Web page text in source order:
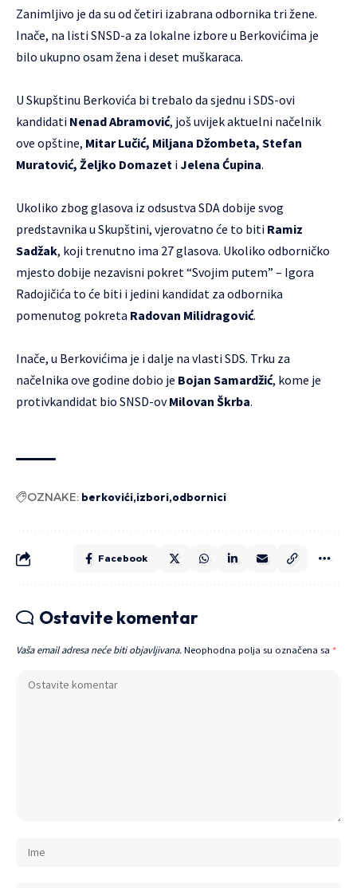
Zanimljivo je da su od četiri izabrana odbornika tri žene.
Inače, na listi SNSD-a za lokalne izbore u Berkovićima je
bilo ukupno osam žena i deset muškaraca.
U Skupštinu Berkovića bi trebalo da sjednu i SDS-ovi
kandidati Nenad Abramović, još uvijek aktuelni načelnik
ove opštine, Mitar Lučić, Miljana Džombeta, Stefan
Muratović, Željko Domazet iJelena Ćupina.
Ukoliko zbog glasova iz odsustva SDA dobije svog
predstavnika u Skupštini, vjerovatno će to biti Ramiz
Sadžak, koji trenutno ima 27 glasova. Ukoliko odborničko
mjesto dobije nezavisni pokret “Svojim putem” – Igora
Radojičića to će biti i jedini kandidat za odbornika
pomenutog pokreta Radovan Milidragović.
Inače, u Berkovićima je i dalje na vlasti SDS. Trku za
načelnika ove godine dobio je Bojan Samardžić, kome je
protivkandidat bio SNSD-ovMilovan Škrba.
OZNAKE: berkovići izbori odbornici
Facebook
Ostavite komentar
Vaša email adresa neće biti objavljivana. Neophodna polja su označena sa *